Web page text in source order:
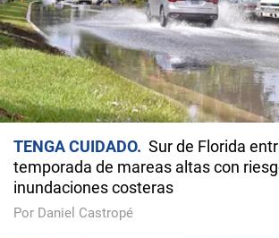
TENGA CUIDADO
Sur de Florida
temporada de mareas altas con
inundaciones costeras
Por Daniel Castropé